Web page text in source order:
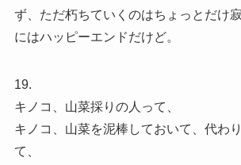
ず、ただ朽ちていくのはちょっとだけ
にはハッピーエンドだけど。
19.
キノコ、山菜採りの人って、
キノコ、山菜を泥棒しておいて、代わ
て、